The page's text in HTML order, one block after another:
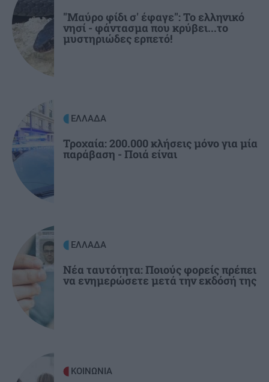
12:00
GOSSIP - LIFESTYLE
Η Κέιτι Πέρι στην Μύκονο
Μύκονος: Συνελήφθη αστυνομικός για
επικίνδυνη οδήγηση και απείθεια
11:45
ΚΟΙΝΩΝΙΑ
ομάδα ΔΙ.ΑΣ.!
Αφέντης Χριστός: Η βυζαντινή ρίζα πίσω από
μια μεγάλη γλωσσική παρεξήγηση - Το
τουρκικό "αντιδάνειο"
"Μαύρο φίδι σ' έφαγε": Το ελληνικό
νησί - φάντασμα που κρύβει...το
μυστηριώδες ερπετό!
ΕΛΛΑΔΑ
Τροχαία: 200.000 κλήσεις μόνο για μία
παράβαση - Ποιά είναι
ΕΛΛΑΔΑ
Νέα ταυτότητα: Ποιούς φορείς πρέπει
να ενημερώσετε μετά την εκδόσή της
ΚΟΙΝΩΝΙΑ